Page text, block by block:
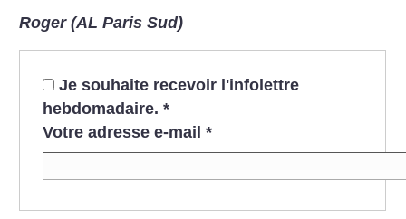
Roger (AL Paris Sud)
Je souhaite recevoir l'infolettre
hebdomadaire. *
Votre adresse e-mail *